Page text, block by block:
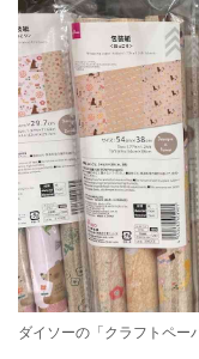
ダイソーの「クラフトペー